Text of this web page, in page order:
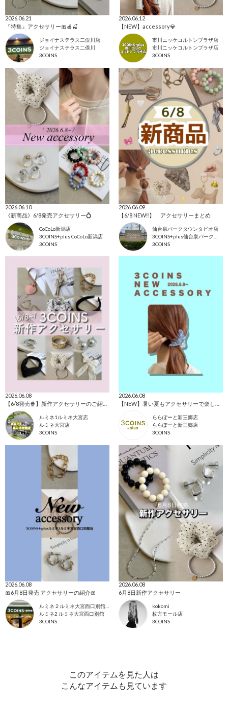
2026.06.21
『特集』アクセサリー🎀🍎🍒
ジョイナステラス二俣川店
ジョイナステラス二俣川
3COINS
2026.06.12
【NEW】accessory💎
市川ニッケコルトンプラザ店
市川ニッケコルトンプラザ店
3COINS
2026.06.10
《新商品》6/8発売アクセサリー💍
CoCoLo新潟店
3COINS+plus CoCoLo新潟店
3COINS
2026.06.09
【6/8 NEW‼︎】 アクセサリーまとめ
仙台泉パークタウンタピオ店
3COINS
2026.06.08
ルミネ1ルミネ大宮店
ルミネ大宮店
3COINS
2026.06.08
ららぽーと新三郷店
ららぽーと新三郷店
3COINS
2026.06.08
🎀6月8日発売 アクセサリーの紹介🎀
ルミネ２ルミネ大宮西口別館店
ルミネ2 ルミネ大宮西口別館
3COINS
2026.06.08
6月8日新作アクセサリー
kokomi
枚方モール店
3COINS
このアイテムを見た人は
こんなアイテムも見ています